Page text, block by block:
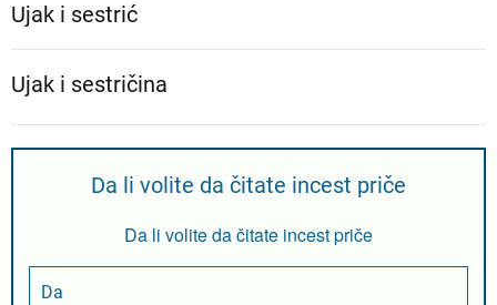
Ujak i sestrić
Ujak i sestričina
Da li volite da čitate incest priče
Da li volite da čitate incest priče
Da